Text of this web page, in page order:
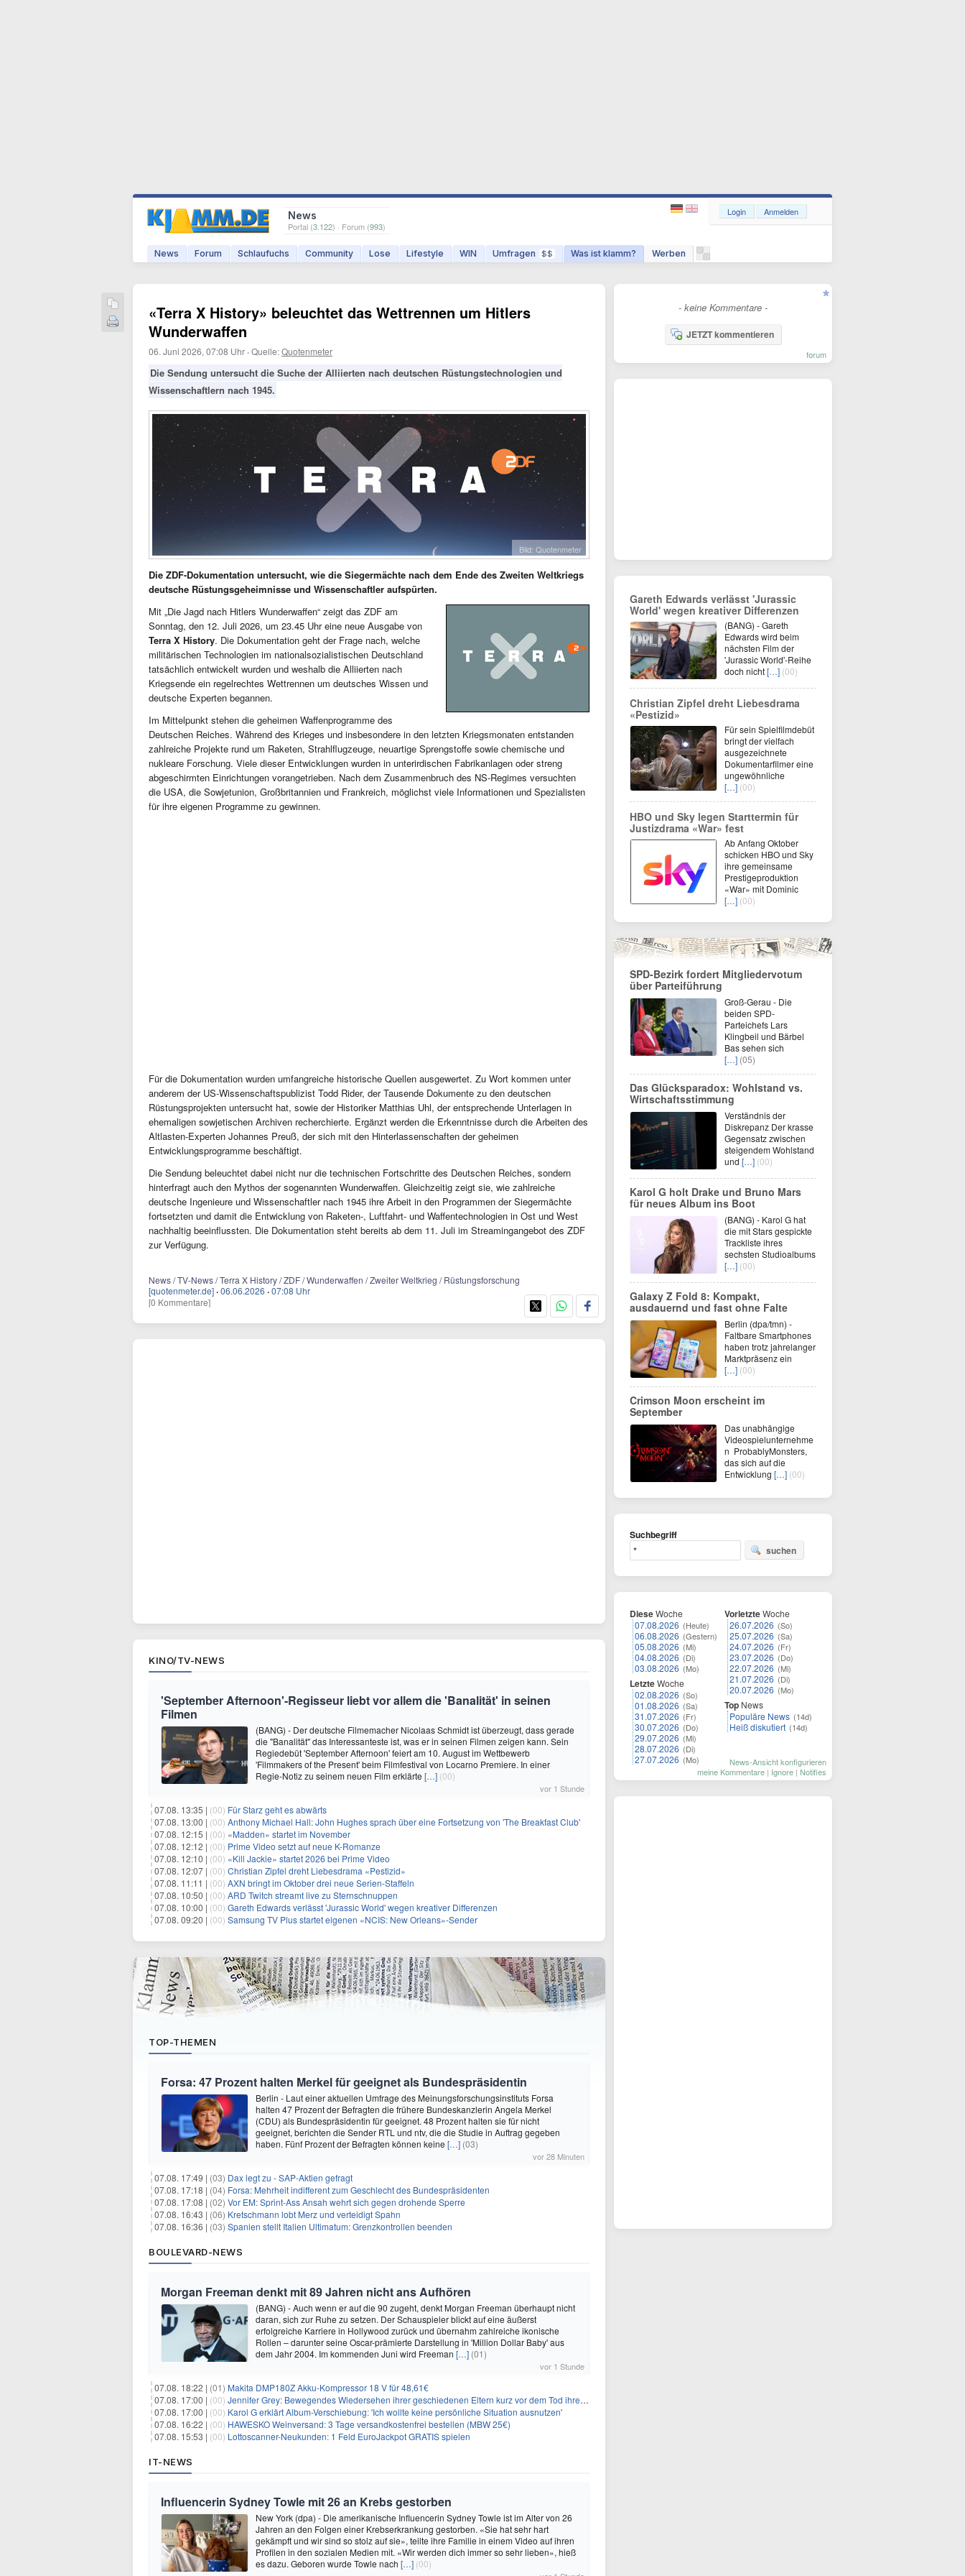
News
Portal (3.122) · Forum (993)
News Forum Schlaufuchs Community Lose Lifestyle WIN Umfragen $$ Was ist klamm? Werben
Login Anmelden
«Terra X History» beleuchtet das Wettrennen um Hitlers
Wunderwaffen
06. Juni 2026, 07:08 Uhr ·Quelle:Quotenmeter
Die Sendung untersucht die Suche der Alliierten nach deutschen Rüstungstechnologien und
Wissenschaftlern nach 1945.
Bild: Quotenmeter
Die ZDF-Dokumentation untersucht, wie die Siegermächte nach dem Ende des Zweiten Weltkriegs
deutsche Rüstungsgeheimnisse und Wissenschaftler aufspürten.
Mit „Die Jagd nach Hitlers Wunderwaffen“ zeigt das ZDF am
Sonntag, den 12. Juli 2026, um 23.45 Uhr eine neue Ausgabe von
Terra X History. Die Dokumentation geht der Frage nach, welche
militärischen Technologien im nationalsozialistischen Deutschland
tatsächlich entwickelt wurden und weshalb die Alliierten nach
Kriegsende ein regelrechtes Wettrennen um deutsches Wissen und
deutsche Experten begannen.
Im Mittelpunkt stehen die geheimen Waffenprogramme des
Deutschen Reiches. Während des Krieges und insbesondere in den letzten Kriegsmonaten entstanden
zahlreiche Projekte rund um Raketen, Strahlflugzeuge, neuartige Sprengstoffe sowie chemische und
nukleare Forschung. Viele dieser Entwicklungen wurden in unterirdischen Fabrikanlagen oder streng
abgeschirmten Einrichtungen vorangetrieben. Nach dem Zusammenbruch des NS-Regimes versuchten
die USA, die Sowjetunion, Großbritannien und Frankreich, möglichst viele Informationen und Spezialisten
für ihre eigenen Programme zu gewinnen.
Für die Dokumentation wurden umfangreiche historische Quellen ausgewertet. Zu Wort kommen unter
anderem der US-Wissenschaftspublizist Todd Rider, der Tausende Dokumente zu den deutschen
Rüstungsprojekten untersucht hat, sowie der Historiker Matthias Uhl, der entsprechende Unterlagen in
ehemaligen sowjetischen Archiven recherchierte. Ergänzt werden die Erkenntnisse durch die Arbeiten des
Altlasten-Experten Johannes Preuß, der sich mit den Hinterlassenschaften der geheimen
Entwicklungsprogramme beschäftigt.
Die Sendung beleuchtet dabei nicht nur die technischen Fortschritte des Deutschen Reiches, sondern
hinterfragt auch den Mythos der sogenannten Wunderwaffen. Gleichzeitig zeigt sie, wie zahlreiche
deutsche Ingenieure und Wissenschaftler nach 1945 ihre Arbeit in den Programmen der Siegermächte
fortsetzten und damit die Entwicklung von Raketen-, Luftfahrt- und Waffentechnologien in Ost und West
nachhaltig beeinflussten. Die Dokumentation steht bereits ab dem 11. Juli im Streamingangebot des ZDF
zur Verfügung.
News / TV-News / Terra X History / ZDF / Wunderwaffen / Zweiter Weltkrieg / Rüstungsforschung
[quotenmeter.de] ·06.06.2026 ·07:08 Uhr
[0 Kommentare]
KINO/TV-NEWS
'September Afternoon'-Regisseur liebt vor allem die 'Banalität' in seinen
Filmen
(BANG) - Der deutsche Filmemacher Nicolaas Schmidt ist überzeugt, dass gerade
die "Banalität" das Interessanteste ist, was er in seinen Filmen zeigen kann. Sein
Regiedebüt 'September Afternoon' feiert am 10. August im Wettbewerb
'Filmmakers of the Present' beim Filmfestival von Locarno Premiere. In einer
Regie-Notiz zu seinem neuen Film erklärte […] (00)
vor 1 Stunde
07.08. 13:35 | (00) Für Starz geht es abwärts
07.08. 13:00 | (00) Anthony Michael Hall: John Hughes sprach über eine Fortsetzung von 'The Breakfast Club'
07.08. 12:15 | (00) «Madden» startet im November
07.08. 12:12 | (00) Prime Video setzt auf neue K-Romanze
07.08. 12:10 | (00) «Kill Jackie» startet 2026 bei Prime Video
07.08. 12:07 | (00) Christian Zipfel dreht Liebesdrama «Pestizid»
07.08. 11:11 | (00) AXN bringt im Oktober drei neue Serien-Staffeln
07.08. 10:50 | (00) ARD Twitch streamt live zu Sternschnuppen
07.08. 10:00 | (00) Gareth Edwards verlässt 'Jurassic World' wegen kreativer Differenzen
07.08. 09:20 | (00) Samsung TV Plus startet eigenen «NCIS: New Orleans»-Sender
TOP-THEMEN
Forsa: 47 Prozent halten Merkel für geeignet als Bundespräsidentin
Berlin - Laut einer aktuellen Umfrage des Meinungsforschungsinstituts Forsa
halten 47 Prozent der Befragten die frühere Bundeskanzlerin Angela Merkel
(CDU) als Bundespräsidentin für geeignet. 48 Prozent halten sie für nicht
geeignet, berichten die Sender RTL und ntv, die die Studie in Auftrag gegeben
haben. Fünf Prozent der Befragten können keine […] (03)
vor 28 Minuten
07.08. 17:49 | (03) Dax legt zu - SAP-Aktien gefragt
07.08. 17:18 | (04) Forsa: Mehrheit indifferent zum Geschlecht des Bundespräsidenten
07.08. 17:08 | (02) Vor EM: Sprint-Ass Ansah wehrt sich gegen drohende Sperre
07.08. 16:43 | (06) Kretschmann lobt Merz und verteidigt Spahn
07.08. 16:36 | (03) Spanien stellt Italien Ultimatum: Grenzkontrollen beenden
BOULEVARD-NEWS
Morgan Freeman denkt mit 89 Jahren nicht ans Aufhören
(BANG) - Auch wenn er auf die 90 zugeht, denkt Morgan Freeman überhaupt nicht
daran, sich zur Ruhe zu setzen. Der Schauspieler blickt auf eine äußerst
erfolgreiche Karriere in Hollywood zurück und übernahm zahlreiche ikonische
Rollen – darunter seine Oscar-prämierte Darstellung in 'Million Dollar Baby' aus
dem Jahr 2004. Im kommenden Juni wird Freeman […] (01)
vor 1 Stunde
07.08. 18:22 | (01) Makita DMP180Z Akku-Kompressor 18 V für 48,61€
07.08. 17:00 | (00) Jennifer Grey: Bewegendes Wiedersehen ihrer geschiedenen Eltern kurz vor dem Tod ihrer Mutter
07.08. 17:00 | (00) Karol G erklärt Album-Verschiebung: 'Ich wollte keine persönliche Situation ausnutzen'
07.08. 16:22 | (00) HAWESKO Weinversand: 3 Tage versandkostenfrei bestellen (MBW 25€)
07.08. 15:53 | (00) Lottoscanner-Neukunden: 1 Feld EuroJackpot GRATIS spielen
IT-NEWS
Influencerin Sydney Towle mit 26 an Krebs gestorben
New York (dpa) - Die amerikanische Influencerin Sydney Towle ist im Alter von 26
Jahren an den Folgen einer Krebserkrankung gestorben. «Sie hat sehr hart
gekämpft und wir sind so stolz auf sie», teilte ihre Familie in einem Video auf ihren
Profilen in den sozialen Medien mit. «Wir werden dich immer so sehr lieben», hieß
es dazu. Geboren wurde Towle nach […] (00)
- keine Kommentare -
JETZT kommentieren
forum
Gareth Edwards verlässt 'Jurassic
World' wegen kreativer Differenzen
(BANG) - Gareth
Edwards wird beim
nächsten Film der
'Jurassic World'-Reihe
doch nicht[…] (00)
Christian Zipfel dreht Liebesdrama
«Pestizid»
Für sein Spielfilmdebüt
bringt der vielfach
ausgezeichnete
Dokumentarfilmer eine
ungewöhnliche
[…] (00)
HBO und Sky legen Starttermin für
Justizdrama «War» fest
Ab Anfang Oktober
schicken HBO und Sky
ihre gemeinsame
Prestigeproduktion
«War» mit Dominic
[…] (00)
SPD-Bezirk fordert Mitgliedervotum
über Parteiführung
Groß-Gerau - Die
beiden SPD-
Parteichefs Lars
Klingbeil und Bärbel
Bas sehen sich
[…] (05)
Das Glücksparadox: Wohlstand vs.
Wirtschaftsstimmung
Verständnis der
Diskrepanz Der krasse
Gegensatz zwischen
steigendem Wohlstand
und […] (00)
Karol G holt Drake und Bruno Mars
für neues Album ins Boot
(BANG) - Karol G hat
die mit Stars gespickte
Trackliste ihres
sechsten Studioalbums
[…] (00)
Galaxy Z Fold 8: Kompakt,
ausdauernd und fast ohne Falte
Berlin (dpa/tmn) -
Faltbare Smartphones
haben trotz jahrelanger
Marktpräsenz ein
[…] (00)
Crimson Moon erscheint im
September
Das unabhängige
Videospielunternehme
n ProbablyMonsters,
das sich auf die
Entwicklung […] (00)
Suchbegriff
suchen
DieseWoche
07.08.2026 (Heute)
06.08.2026 (Gestern)
05.08.2026 (Mi)
04.08.2026 (Di)
03.08.2026 (Mo)
LetzteWoche
02.08.2026 (So)
01.08.2026 (Sa)
31.07.2026 (Fr)
30.07.2026 (Do)
29.07.2026 (Mi)
28.07.2026 (Di)
27.07.2026 (Mo)
VorletzteWoche
26.07.2026 (So)
25.07.2026 (Sa)
24.07.2026 (Fr)
23.07.2026 (Do)
22.07.2026 (Mi)
21.07.2026 (Di)
20.07.2026 (Mo)
Top News
Populäre News (14d)
Heiß diskutiert (14d)
News-Ansicht konfigurieren
meine Kommentare | Ignore | Notifies